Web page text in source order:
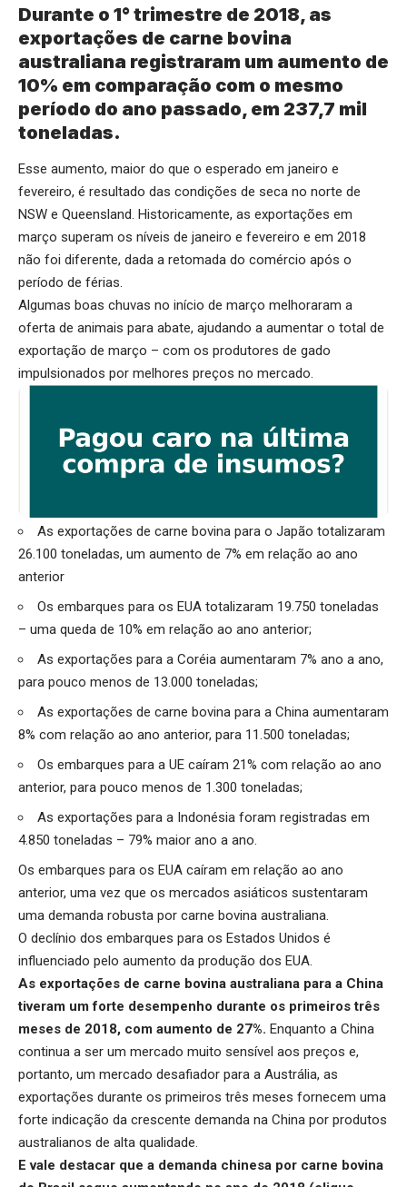
Durante o 1° trimestre de 2018, as
exportações de carne bovina
australiana registraram um aumento de
10% em comparação com o mesmo
período do ano passado, em 237,7 mil
toneladas.
Esse aumento, maior do que o esperado em janeiro e
fevereiro, é resultado das condições de seca no norte de
NSW e Queensland. Historicamente, as exportações em
março superam os níveis de janeiro e fevereiro e em 2018
não foi diferente, dada a retomada do comércio após o
período de férias.
Algumas boas chuvas no início de março melhoraram a
oferta de animais para abate, ajudando a aumentar o total de
exportação de março – com os produtores de gado
impulsionados por melhores preços no mercado.
As exportações de carne bovina para o Japão totalizaram
26.100 toneladas, um aumento de 7% em relação ao ano
anterior
Os embarques para os EUA totalizaram 19.750 toneladas
– uma queda de 10% em relação ao ano anterior;
As exportações para a Coréia aumentaram 7% ano a ano,
para pouco menos de 13.000 toneladas;
As exportações de carne bovina para a China aumentaram
8% com relação ao ano anterior, para 11.500 toneladas;
Os embarques para a UE caíram 21% com relação ao ano
anterior, para pouco menos de 1.300 toneladas;
As exportações para a Indonésia foram registradas em
4.850 toneladas – 79% maior ano a ano.
Os embarques para os EUA caíram em relação ao ano
anterior, uma vez que os mercados asiáticos sustentaram
uma demanda robusta por carne bovina australiana.
O declínio dos embarques para os Estados Unidos é
influenciado pelo aumento da produção dos EUA.
As exportações de carne bovina australiana para a China
tiveram um forte desempenho durante os primeiros três
meses de 2018, com aumento de 27%. Enquanto a China
continua a ser um mercado muito sensível aos preços e,
portanto, um mercado desafiador para a Austrália, as
exportações durante os primeiros três meses fornecem uma
forte indicação da crescente demanda na China por produtos
australianos de alta qualidade.
E vale destacar que a demanda chinesa por carne bovina